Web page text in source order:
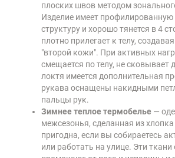
плоских швов методом
Изделие имеет
структуру и хорошо тянется в 4
плотно прилегает к телу,
"второй кожи". При активных
смещается по телу, не сковывает
локтя имеется дополнительная
рукава оснащены накидными
пальцы рук.
Зимнее теплое термобелье —
межсезонья, сделанная из
пригодна, если вы собираетесь
или работать на улице. Эти